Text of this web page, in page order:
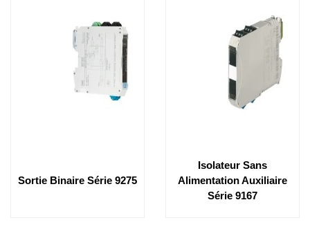
Sortie Binaire Série 9275
Isolateur Sans
Alimentation Auxiliaire
Série 9167